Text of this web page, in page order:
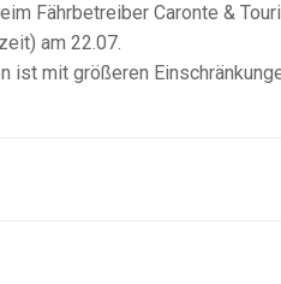
Fährbetreiber Caronte &
am 22.07.
ist mit größeren